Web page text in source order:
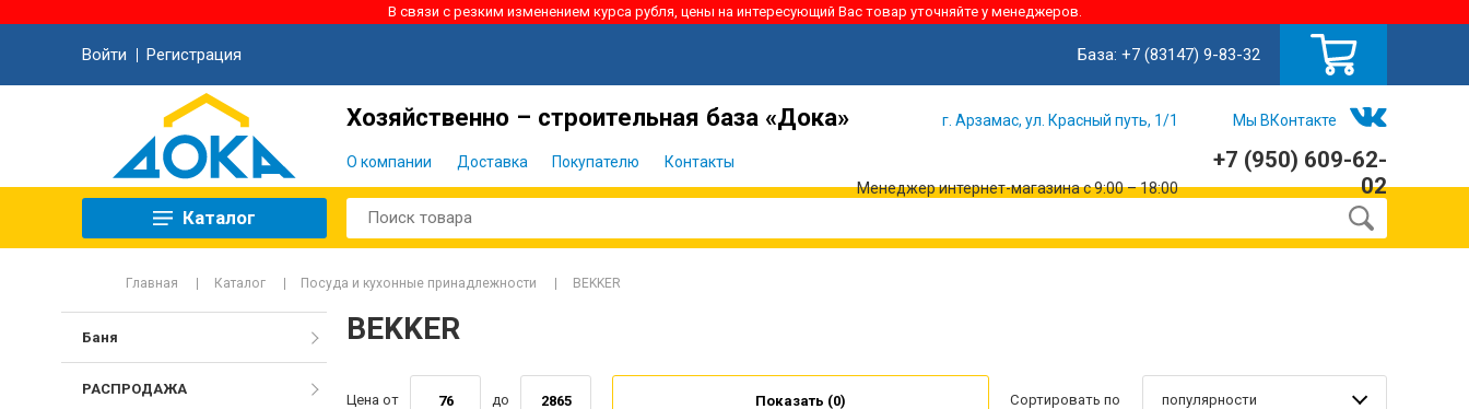
В связи с резким изменением курса рубля, цены на интересующий Вас товар уточняйте у менеджеров.
Войти Регистрация База: +7 (83147) 9-83-32
Хозяйственно – строительная база «Дока»
О компании Доставка Покупателю Контакты
г. Арзамас, ул. Красный путь, 1/1 Мы ВКонтакте
Менеджер интернет-магазина с 9:00 – 18:00
+7 (950) 609-62-
02
Каталог
Главная Каталог Посуда и кухонные принадлежности BEKKER
BEKKER
Цена от до Показать (0) Сортировать по популярности
Баня
РАСПРОДАЖА